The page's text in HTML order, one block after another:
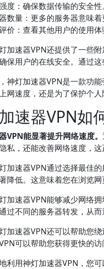
度：确保数据传输的安全性。
数量：更多的服务器意味
价：查看其他用户的使用
加速器VPN还提供了一些
保用户的在线安全。通过
神灯加速器VPN是一款功
网速度，还是为了保护个
速器VPN如
VPN能显著提升网络速度。
私，还能改善网络速度，这
加速器VPN通过选择最佳
降低。这意味着您在浏览
加速器VPN能够减少网络
过不同的服务器转发，从而
加速器VPN还可以帮助您
可以帮助您获得更快的访
利用神灯加速器VPN，您可